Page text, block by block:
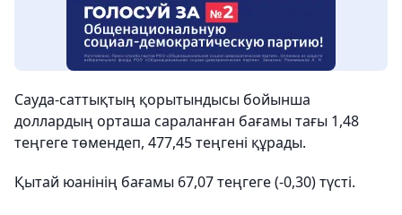
Сауда-саттықтың қорытындысы бойынша
доллардың орташа сараланған бағамы тағы 1,48
теңгеге төмендеп, 477,45 теңгені құрады.
Қытай юанінің бағамы 67,07 теңгеге (-0,30) түсті.